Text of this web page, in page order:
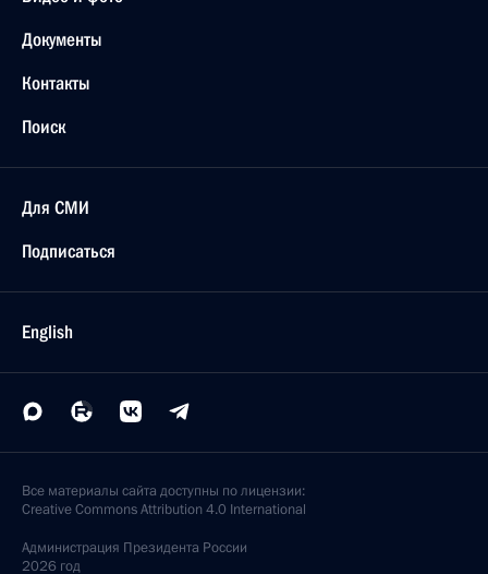
Документы
Контакты
Поиск
Для СМИ
Подписаться
English
Все материалы сайта доступны по лицензии:
Creative Commons Attribution 4.0 International
Администрация Президента России
2026 год